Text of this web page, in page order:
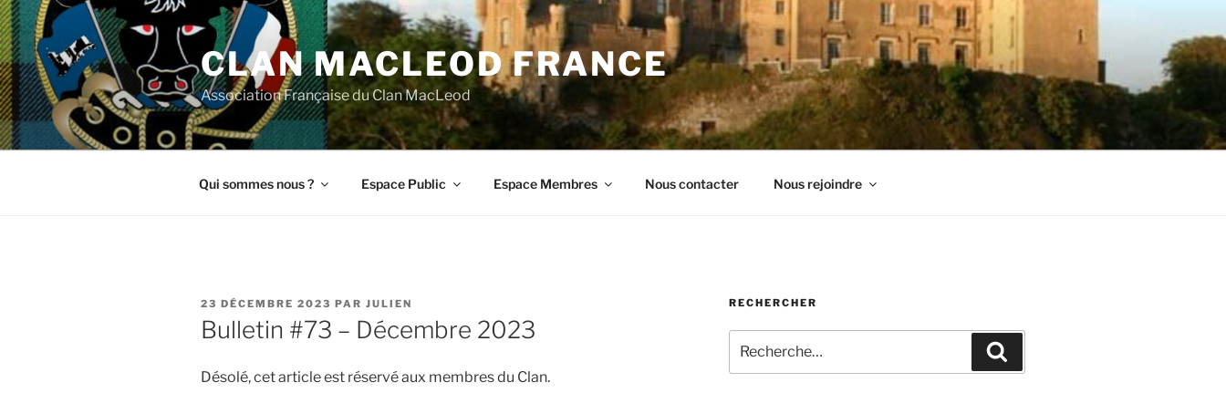
Aller
au
contenu
principal
CLAN MACLEOD FRANCE
Association Française du Clan MacLeod
Qui sommes nous ? Espace Public Espace Membres Nous contacter Nous rejoindre
PUBLIÉ
LE
23 DÉCEMBRE 2023 PAR JULIEN
Bulletin #73 – Décembre 2023
Désolé, cet article est réservé aux membres du Clan.
RECHERCHER
pour
: